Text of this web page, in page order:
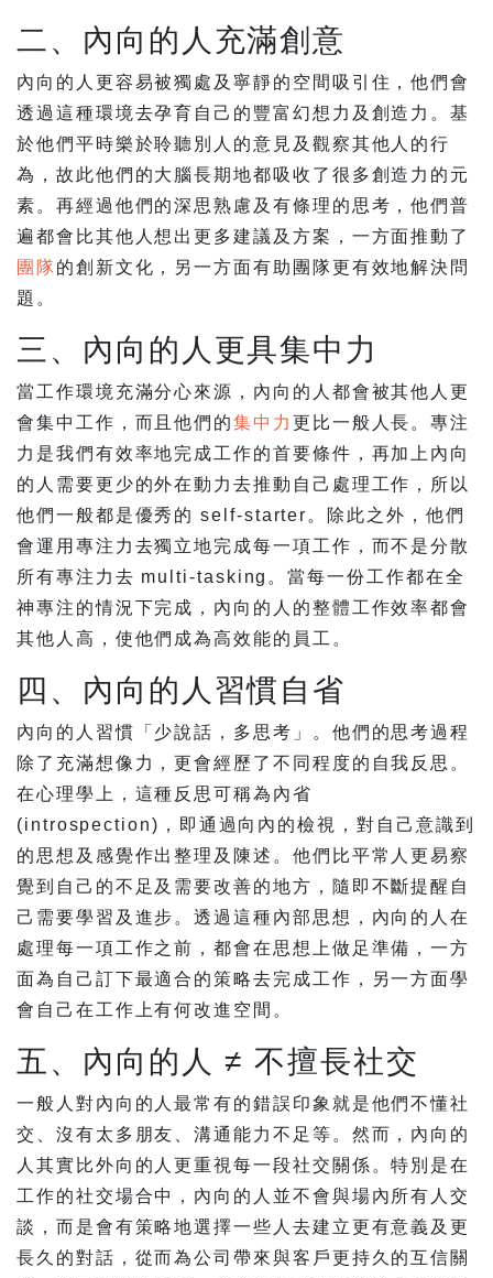
二、內向的人充滿創意
內向的人更容易被獨處及寧靜的空間吸引住，他們會
透過這種環境去孕育自己的豐富幻想力及創造力。基
於他們平時樂於聆聽別人的意見及觀察其他人的行
為，故此他們的大腦長期地都吸收了很多創造力的元
素。再經過他們的深思熟慮及有條理的思考，他們普
遍都會比其他人想出更多建議及方案，一方面推動了
團隊的創新文化，另一方面有助團隊更有效地解決問
題。
三、內向的人更具集中力
當工作環境充滿分心來源，內向的人都會被其他人更
會集中工作，而且他們的集中力 更比一般人長。專注
力是我們有效率地完成工作的首要條件，再加上內向
的人需要更少的外在動力去推動自己處理工作，所以
他們一般都是優秀的 self-starter。除此之外，他們
會運用專注力去獨立地完成每一項工作，而不是分散
所有專注力去 multi-tasking。當每一份工作都在全
神專注的情況下完成，內向的人的整體工作效率都會
其他人高，使他們成為高效能的員工。
四、內向的人習慣自省
內向的人習慣「少說話，多思考」。他們的思考過程
除了充滿想像力，更會經歷了不同程度的自我反思。
在心理學上，這種反思可稱為內省
(introspection)，即通過向內的檢視，對自己意識到
的思想及感覺作出整理及陳述。他們比平常人更易察
覺到自己的不足及需要改善的地方，隨即不斷提醒自
己需要學習及進步。透過這種內部思想，內向的人在
處理每一項工作之前，都會在思想上做足準備，一方
面為自己訂下最適合的策略去完成工作，另一方面學
會自己在工作上有何改進空間。
五、內向的人 ≠ 不擅長社交
一般人對內向的人最常有的錯誤印象就是他們不懂社
交、沒有太多朋友、溝通能力不足等。然而，內向的
人其實比外向的人更重視每一段社交關係。特別是在
工作的社交場合中，內向的人並不會與場內所有人交
談，而是會有策略地選擇一些人去建立更有意義及更
長久的對話，從而為公司帶來與客戶更持久的互信關